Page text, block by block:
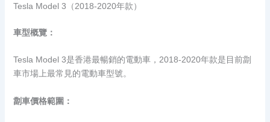
Tesla Model 3（2018-2020年款）
車型概覽：
Tesla Model 3是香港最暢銷的電動車，2018-2020年款是目前劏
車市場上最常見的電動車型號。
劏車價格範圍：